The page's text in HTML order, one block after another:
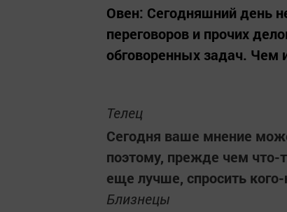
Овен: Сегодняшний день
переговоров и прочих
обговоренных задач. Чем
Телец
Сегодня ваше мнение
поэтому, прежде чем что-
еще лучше, спросить кого-
Близнецы